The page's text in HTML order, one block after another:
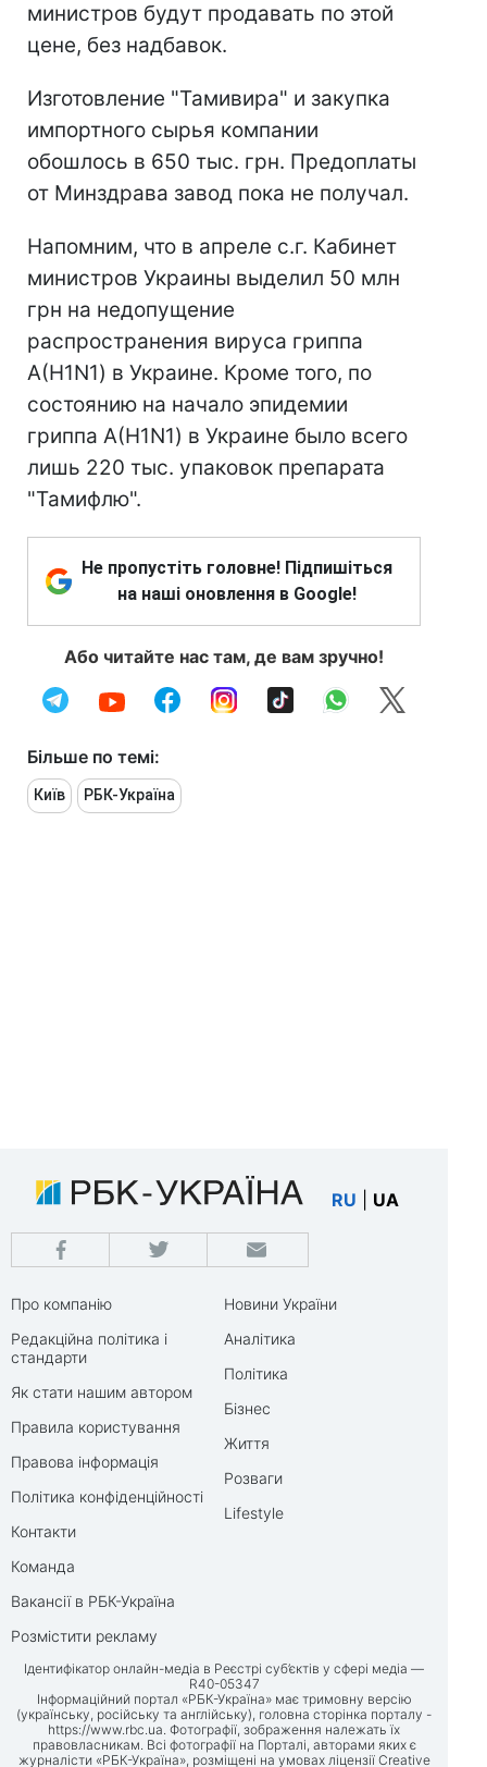
министров будут продавать по этой
цене, без надбавок.
Изготовление "Тамивира" и закупка
импортного сырья компании
обошлось в 650 тыс. грн. Предоплаты
от Минздрава завод пока не получал.
Напомним, что в апреле с.г. Кабинет
министров Украины выделил 50 млн
грн на недопущение
распространения вируса гриппа
А(H1N1) в Украине. Кроме того, по
состоянию на начало эпидемии
гриппа А(H1N1) в Украине было всего
лишь 220 тыс. упаковок препарата
"Тамифлю".
Не пропустіть головне! Підпишіться
на наші оновлення в Google!
Або читайте нас там, де вам зручно!
Більше по темі:
Київ РБК-Україна
RU UA
Про компанію
Редакційна політика і
стандарти
Як стати нашим автором
Правила користування
Правова інформація
Політика конфіденційності
Контакти
Команда
Вакансії в РБК-Україна
Розмістити рекламу
Новини України
Аналітика
Політика
Бізнес
Життя
Розваги
Lifestyle
Ідентифікатор онлайн-медіа в Реєстрі суб’єктів у сфері медіа —
R40-05347
Інформаційний портал «РБК-Україна» має тримовну версію
(українську, російську та англійську), головна сторінка порталу -
https://www.rbc.ua. Фотографії, зображення належать їх
правовласникам. Всі фотографії на Порталі, авторами яких є
журналісти «РБК-Україна», розміщені на умовах ліцензії Creative